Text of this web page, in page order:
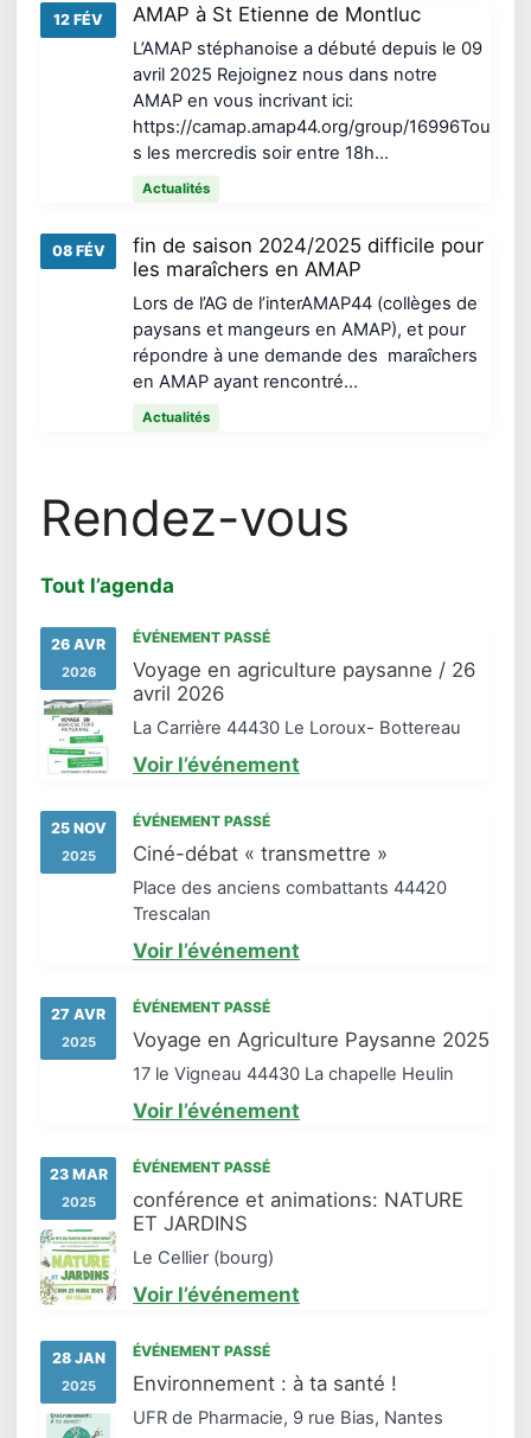
12 FÉV AMAP à St Etienne de Montluc
L’AMAP stéphanoise a débuté depuis le 09
avril 2025 Rejoignez nous dans notre
AMAP en vous incrivant ici:
https://camap.amap44.org/group/16996Tou
s les mercredis soir entre 18h…
Actualités
08 FÉV
fin de saison 2024/2025 difficile pour
les maraîchers en AMAP
Lors de l’AG de l’interAMAP44 (collèges de
paysans et mangeurs en AMAP), et pour
répondre à une demande des maraîchers
en AMAP ayant rencontré…
Actualités
Rendez-vous
Tout l’agenda
26 AVR
2026
ÉVÉNEMENT PASSÉ
Voyage en agriculture paysanne / 26
avril 2026
La Carrière 44430 Le Loroux- Bottereau
Voir l’événement
25 NOV
2025
ÉVÉNEMENT PASSÉ
Ciné-débat « transmettre »
Place des anciens combattants 44420
Trescalan
Voir l’événement
27 AVR
2025
ÉVÉNEMENT PASSÉ
Voyage en Agriculture Paysanne 2025
17 le Vigneau 44430 La chapelle Heulin
Voir l’événement
23 MAR
2025
ÉVÉNEMENT PASSÉ
conférence et animations: NATURE
ET JARDINS
Le Cellier (bourg)
Voir l’événement
28 JAN
2025
ÉVÉNEMENT PASSÉ
Environnement : à ta santé !
UFR de Pharmacie, 9 rue Bias, Nantes